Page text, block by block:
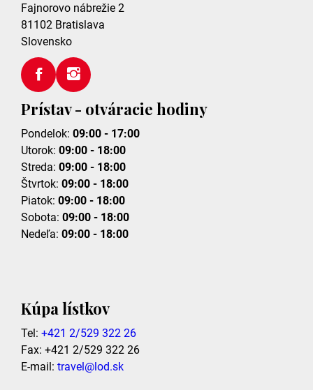
Fajnorovo nábrežie 2
81102 Bratislava
Slovensko
Prístav - otváracie hodiny
Pondelok: 09:00 - 17:00
Utorok: 09:00 - 18:00
Streda: 09:00 - 18:00
Štvrtok: 09:00 - 18:00
Piatok: 09:00 - 18:00
Sobota: 09:00 - 18:00
Nedeľa: 09:00 - 18:00
Kúpa lístkov
Tel: +421 2/529 322 26
Fax: +421 2/529 322 26
E-mail: travel@lod.sk